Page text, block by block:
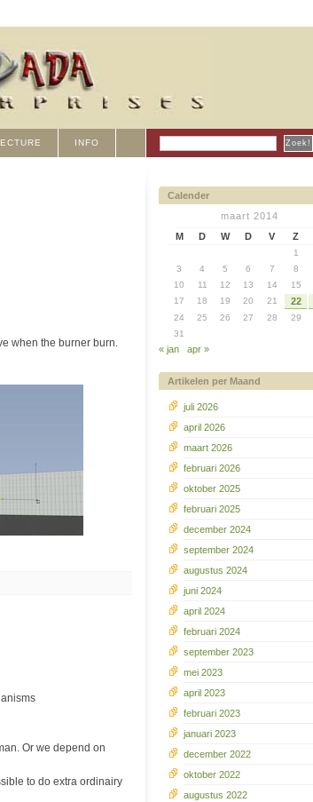
INFO
when the burner burn.
Or we depend on
to do extra ordinairy
Calender
maart 2014
M
D W D V Z
1
3
4 5 6 7 8
10
11 12 13 14 15
17
18 19 20 21 22
24 25 26 27 28 29
31
« jan apr »
Artikelen per Maand
juli 2026
april 2026
maart 2026
februari 2026
oktober 2025
februari 2025
december 2024
september 2024
augustus 2024
juni 2024
april 2024
februari 2024
september 2023
mei 2023
april 2023
februari 2023
januari 2023
december 2022
oktober 2022
augustus 2022